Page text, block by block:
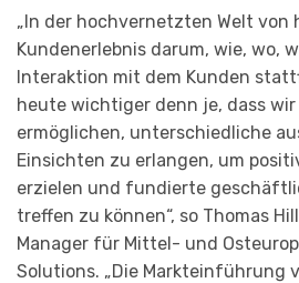
„In der hochvernetzten Welt von
Kundenerlebnis darum, wie, wo,
Interaktion mit dem Kunden
heute wichtiger denn je, dass wir
ermöglichen, unterschiedliche
Einsichten zu erlangen, um
erzielen und fundierte
treffen zu können“, so Thomas
Manager für Mittel- und
Solutions. „Die Markteinführung